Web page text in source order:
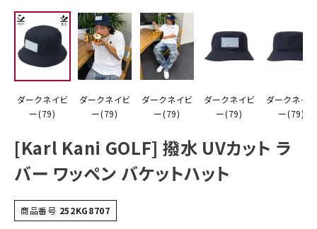
詳しい条件から探す
ダークネイビ
ー(79)
ダークネイビ
ー(79)
ダークネイビ
ー(79)
ダークネイビ
ー(79)
ダークネイビ
ー(79)
[Karl Kani GOLF] 撥水 UVカット ラ
バー ワッペン バケットハット
商品番号 252KG8707